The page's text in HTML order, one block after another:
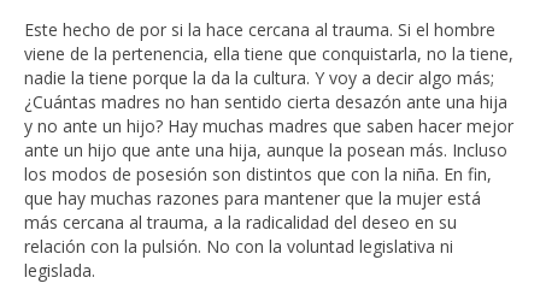
Este hecho de por si la hace cercana al trauma. Si el hombre
viene de la pertenencia, ella tiene que conquistarla, no la tiene,
nadie la tiene porque la da la cultura. Y voy a decir algo más;
¿Cuántas madres no han sentido cierta desazón ante una hija
y no ante un hijo? Hay muchas madres que saben hacer mejor
ante un hijo que ante una hija, aunque la posean más. Incluso
los modos de posesión son distintos que con la niña. En fin,
que hay muchas razones para mantener que la mujer está
más cercana al trauma, a la radicalidad del deseo en su
relación con la pulsión. No con la voluntad legislativa ni
legislada.